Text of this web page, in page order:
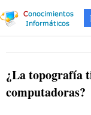
¿La topografía
computadoras?